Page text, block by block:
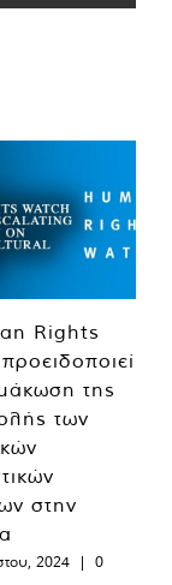
Rights
της
των
στην
2024 |
0